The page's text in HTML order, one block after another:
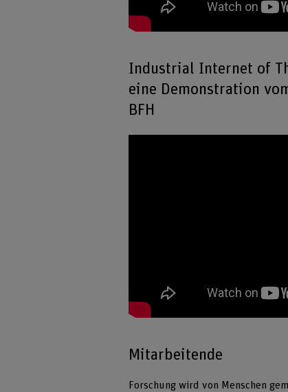
Industrial Internet of
eine Demonstration
BFH
Mitarbeitende
Forschung wird von Menschen